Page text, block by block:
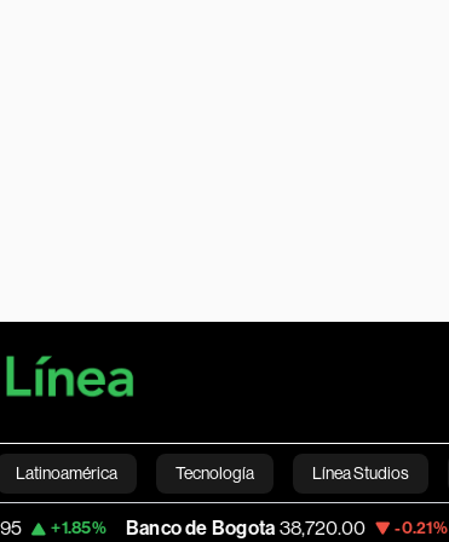
Latinoamérica Tecnología Línea Studios
Mundo Videos English
Banco de Bogota 38,720.00 -0.21% Apple 310.94